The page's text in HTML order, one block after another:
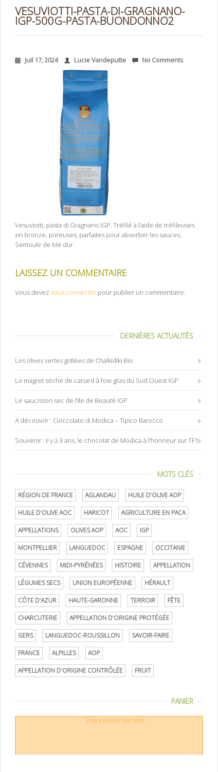
VESUVIOTTI-PASTA-DI-GRAGNANO-
IGP-500G-PASTA-BUONDONNO2
Juil 17, 2024 Lucie Vandeputte No Comments
Vesuviotti, pasta di Gragnano IGP. Tréfilé à l’aide de tréfileuses
en bronze, poreuses, parfaites pour absorber les sauces.
Semoule de blé dur.
LAISSEZ UN COMMENTAIRE
Vous devez vous connecter pour publier un commentaire.
DERNIÈRES ACTUALITÉS
Les olives vertes grillées de Chalkidiki Bio
Le magret séché de canard à foie gras du Sud Ouest IGP
Le saucisson sec de l’Ile de Beauté IGP
A découvrir : Cioccolato di Modica – Tipico Barocco
Souvenir : il y a 3 ans, le chocolat de Modica à l’honneur sur TF1
MOTS CLÉS
RÉGION DE FRANCE AGLANDAU HUILE D'OLIVE AOP
HUILE D'OLIVE AOC HARICOT AGRICULTURE EN PACA
APPELLATIONS OLIVES AOP AOC IGP
MONTPELLIER LANGUEDOC ESPAGNE OCCITANIE
CÉVENNES MIDI-PYRÉNÉES HISTOIRE APPELLATION
LÉGUMES SECS UNION EUROPÉENNE HÉRAULT
CÔTE D'AZUR HAUTE-GARONNE TERROIR FÊTE
CHARCUTERIE APPELLATION D'ORIGINE PROTÉGÉE
GERS LANGUEDOC-ROUSSILLON SAVOIR-FAIRE
FRANCE ALPILLES AOP
APPELLATION D'ORIGINE CONTRÔLÉE FRUIT
PANIER
Votre panier est vide.